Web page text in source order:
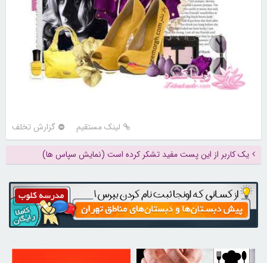
لینک مستقیم گزارش تخلف
یک کاربر از این پست مفید تشکر کرده است (نمایش سپاس ها)